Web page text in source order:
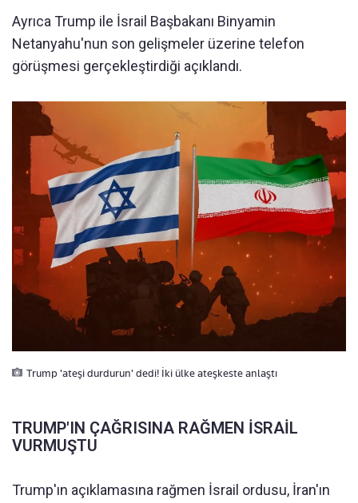
Ayrıca Trump ile İsrail Başbakanı Binyamin
Netanyahu'nun son gelişmeler üzerine telefon
görüşmesi gerçekleştirdiği açıklandı.
Trump 'ateşi durdurun' dedi! İki ülke ateşkeste anlaştı
TRUMP'IN ÇAĞRISINA RAĞMEN İSRAİL
VURMUŞTU
Trump'ın açıklamasına rağmen İsrail ordusu, İran'ın